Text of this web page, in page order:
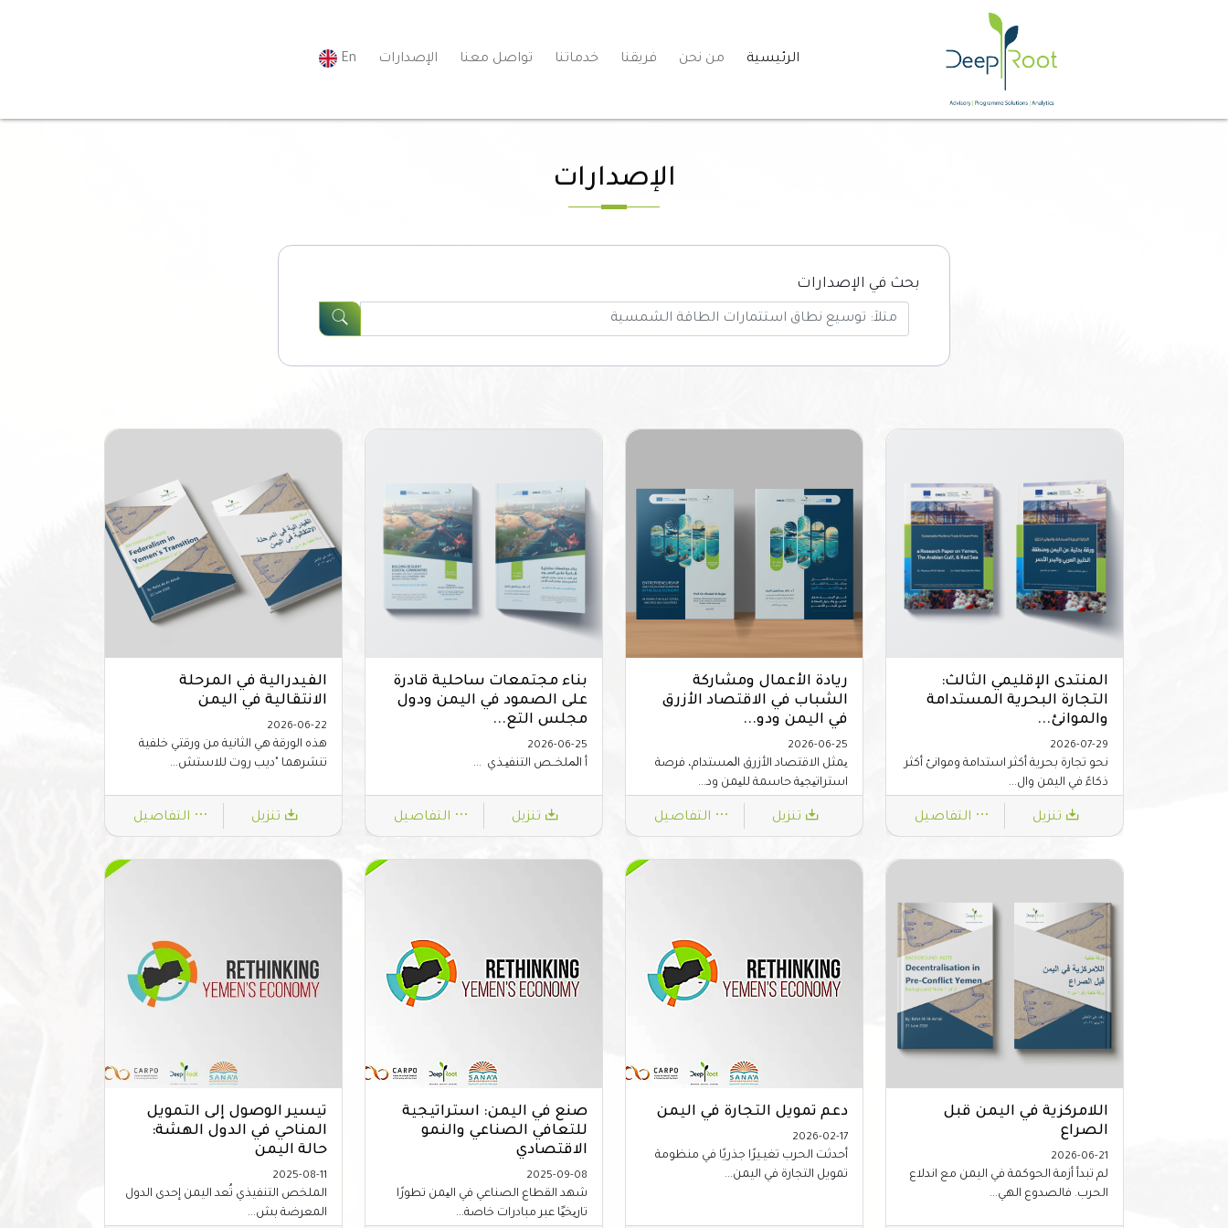
الرئيسية من نحن فريقنا خدماتنا تواصل معنا الإصدارات En
الإصدارات
بحث في الإصدارات
المنتدى الإقليمي الثالث:
التجارة البحرية المستدامة
والموانئ...
2026-07-29
نحو تجارة بحرية أكثر استدامة وموانئ أكثر
ذكاءً في اليمن وال...
تنزيل التفاصيل
ريادة الأعمال ومشاركة
الشباب في الاقتصاد الأزرق
في اليمن ودو...
2026-06-25
ﯾﻤﺜﻞ اﻻﻗﺘﺼﺎد اﻷزرق اﳌﺴﺘﺪام، ﻓﺮﺻﺔ
اﺳﺘﺮاﺗﯿﺠﯿﺔ ﺣﺎﺳﻤﺔ ﻟﻠﯿﻤﻦ ود...
تنزيل التفاصيل
بناء مجتمعات ساحلية قادرة
على الصمود في اليمن ودول
مجلس التع...
2026-06-25
أ اﳌﻠﺨــﺺ اﻟﺘﻨﻔﯿـﺬي ...
تنزيل التفاصيل
الفيدرالية في المرحلة
الانتقالية في اليمن
2026-06-22
هذه الورقة هي الثانية من ورقتي خلفية
تنشرهما "ديب روت للاستش...
تنزيل التفاصيل
اللامركزية في اليمن قبل
الصراع
2026-06-21
لم تبدأ أزمة الحوكمة في اليمن مع اندلاع
الحرب. فالصدوع الهي...
دعم تمويل التجارة في اليمن
2026-02-17
أحدثت الحرب تغيـيرًا جذريًا في منظومة
تمويل التجارة في اليمن...
صنع في اليمن: استراتيجية
للتعافي الصناعي والنمو
الاقتصادي
2025-09-08
شهد القطاع الصناعي ﻓﻲ الیمن تطورًا
تاریخیًا عبر مبادرات خاصة...
تيسير الوصول إلى التمويل
المناحي في الدول الهشة:
حالة اليمن
2025-08-11
الملخص التنفيذي تُعد اليمن إحدى الدول
المعرضة بش...